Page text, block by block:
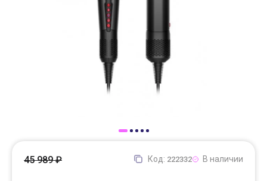
Самовывоз
Код: 222332 В наличии
45 989 ₽